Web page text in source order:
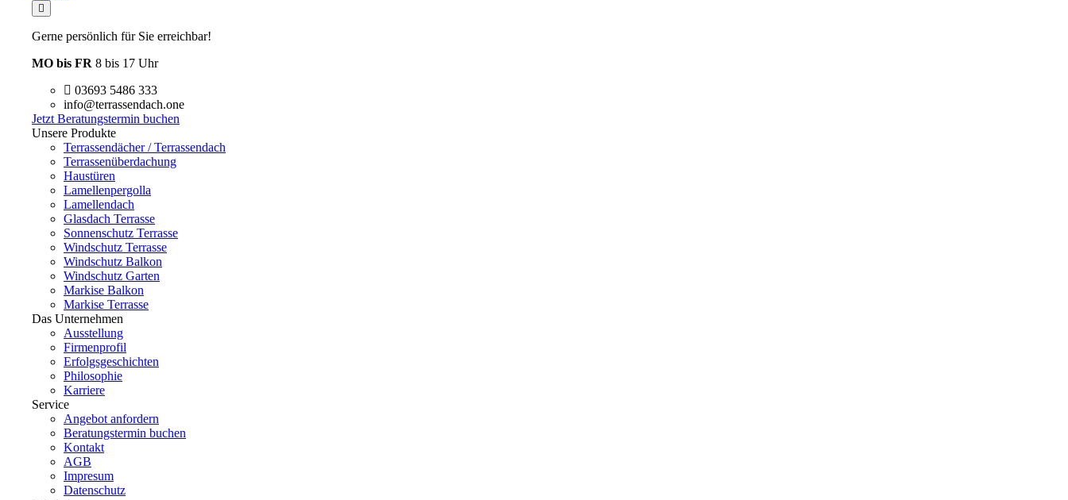
Gerne persönlich für Sie erreichbar!
MO bis FR 8 bis 17 Uhr
03693 5486 333
info@terrassendach.one
Jetzt Beratungstermin buchen
Unsere Produkte
Terrassendächer / Terrassendach
Terrassenüberdachung
Haustüren
Lamellenpergolla
Lamellendach
Glasdach Terrasse
Sonnenschutz Terrasse
Windschutz Terrasse
Windschutz Balkon
Windschutz Garten
Markise Balkon
Markise Terrasse
Das Unternehmen
Ausstellung
Firmenprofil
Erfolgsgeschichten
Philosophie
Karriere
Service
Angebot anfordern
Beratungstermin buchen
Kontakt
AGB
Impresum
Datenschutz